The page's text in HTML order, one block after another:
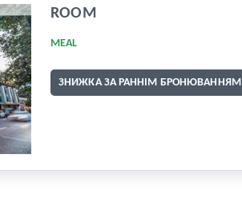
ROOM
MEAL
ЗНИЖКА ЗА РАННІМ БРОНЮВАННЯМ